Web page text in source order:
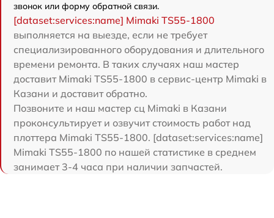
звонок или форму обратной связи.
[dataset:services:name] Mimaki TS55-1800
выполняется на выезде, если не требует
специализированного оборудования и длительного
времени ремонта. В таких случаях наш мастер
доставит Mimaki TS55-1800 в сервис-центр Mimaki в
Казани и доставит обратно.
Позвоните и наш мастер сц Mimaki в Казани
проконсультирует и озвучит стоимость работ над
плоттера Mimaki TS55-1800. [dataset:services:name]
Mimaki TS55-1800 по нашей статистике в среднем
занимает 3-4 часа при наличии запчастей.